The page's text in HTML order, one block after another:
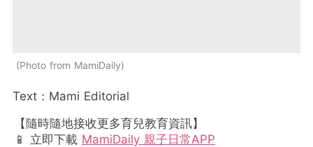
Photo from MamiDaily
Text：Mami Editorial
【隨時隨地接收更多育兒教育資訊】
📱 立即下載 MamiDaily 親子日常APP